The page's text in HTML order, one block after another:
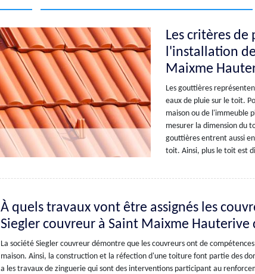
Les critères
l'installation
Maixme
Les gouttières
eaux de pluie sur le toit.
maison ou de l'immeuble
mesurer la dimension du
gouttières entrent aussi
toit. Ainsi, plus le toit est
À quels travaux vont être assignés les
Siegler couvreur à Saint Maixme Hauterive
La société Siegler couvreur démontre que les couvreurs ont de
maison. Ainsi, la construction et la réfection d'une toiture font partie des
a les travaux de zinguerie qui sont des interventions participant au